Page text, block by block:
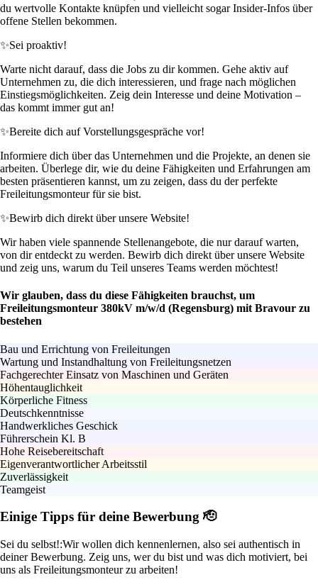
du wertvolle Kontakte knüpfen und vielleicht sogar Insider-Infos über
offene Stellen bekommen.
✨Sei proaktiv!
Warte nicht darauf, dass die Jobs zu dir kommen. Gehe aktiv auf
Unternehmen zu, die dich interessieren, und frage nach möglichen
Einstiegsmöglichkeiten. Zeig dein Interesse und deine Motivation –
das kommt immer gut an!
✨Bereite dich auf Vorstellungsgespräche vor!
Informiere dich über das Unternehmen und die Projekte, an denen sie
arbeiten. Überlege dir, wie du deine Fähigkeiten und Erfahrungen am
besten präsentieren kannst, um zu zeigen, dass du der perfekte
Freileitungsmonteur für sie bist.
✨Bewirb dich direkt über unsere Website!
Wir haben viele spannende Stellenangebote, die nur darauf warten,
von dir entdeckt zu werden. Bewirb dich direkt über unsere Website
und zeig uns, warum du Teil unseres Teams werden möchtest!
Wir glauben, dass du diese Fähigkeiten brauchst, um
Freileitungsmonteur 380kV m/w/d (Regensburg) mit Bravour zu
bestehen
Bau und Errichtung von Freileitungen
Wartung und Instandhaltung von Freileitungsnetzen
Fachgerechter Einsatz von Maschinen und Geräten
Höhentauglichkeit
Körperliche Fitness
Deutschkenntnisse
Handwerkliches Geschick
Führerschein Kl. B
Hohe Reisebereitschaft
Eigenverantwortlicher Arbeitsstil
Zuverlässigkeit
Teamgeist
Einige Tipps für deine Bewerbung 🫡
Sei du selbst!:Wir wollen dich kennenlernen, also sei authentisch in
deiner Bewerbung. Zeig uns, wer du bist und was dich motiviert, bei
uns als Freileitungsmonteur zu arbeiten!